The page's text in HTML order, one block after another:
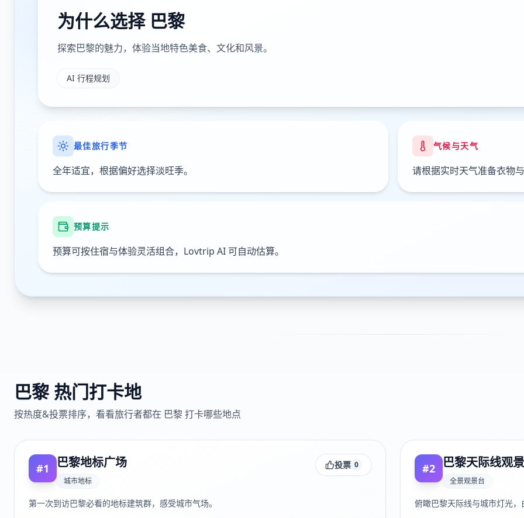
为什么选择 巴黎
探索巴黎的魅力，体验当地特色美食、文化和风景。
AI 行程规划
最佳旅行季节
全年适宜，根据偏好选择淡旺季。
气候与天气
请根据实时天气准备衣物
预算提示
预算可按住宿与体验灵活组合，Lovtrip AI 可自动估算。
巴黎热门打卡地
按热度&投票排序，看看旅行者都在 巴黎打卡哪些地点
#1 巴黎地标广场
城市地标
投票 0
第一次到访巴黎必看的地标建筑群，感受城市气场。
#2 巴黎天际线观
全景观景台
俯瞰巴黎天际线与城市灯光